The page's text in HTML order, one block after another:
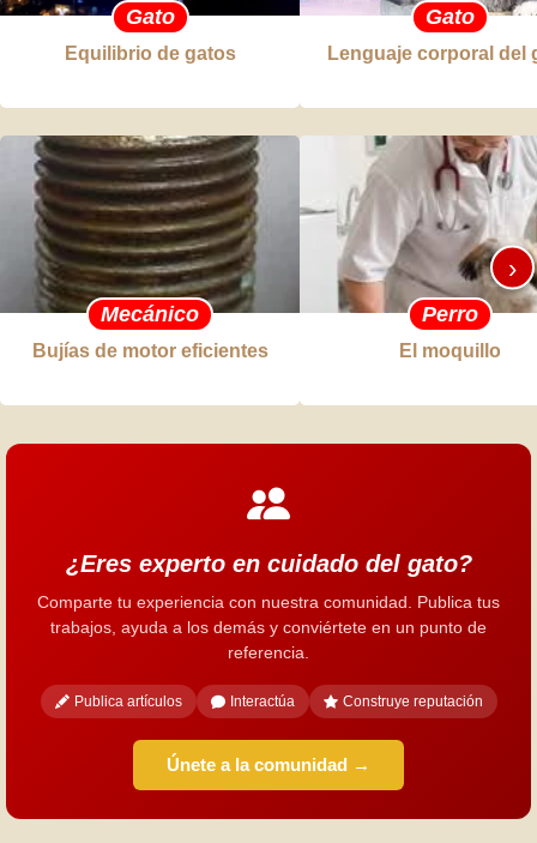
Gato
Equilibrio de gatos
Gato
Lenguaje corporal del
Mecánico
Bujías de motor eficientes
Perro
El moquillo
›
¿Eres experto en cuidado del gato?
Comparte tu experiencia con nuestra comunidad. Publica tus
trabajos, ayuda a los demás y conviértete en un punto de
referencia.
Publica artículos Interactúa Construye reputación
Únete a la comunidad →